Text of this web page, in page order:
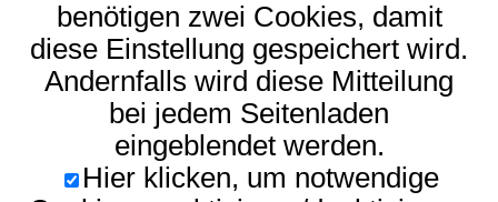
benötigen zwei Cookies, damit
diese Einstellung gespeichert wird.
Andernfalls wird diese Mitteilung
bei jedem Seitenladen
eingeblendet werden.
Hier klicken, um notwendige